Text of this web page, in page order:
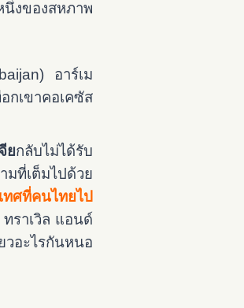
นึ่งของสหภาพ
อาร์เม
กเขาคอเคซัส
ยกลับไม่ได้รับ
มที่เต็มไปด้วย
ทศที่คนไทยไป
ราเวิล แอนด์
วอะไรกันหนอ